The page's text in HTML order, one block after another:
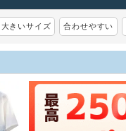
大きいサイズ 合わせやすい